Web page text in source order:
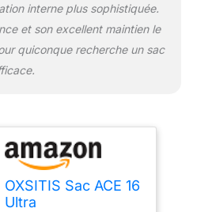
interne plus sophistiquée.
et son excellent maintien le
quiconque recherche un sac
OXSITIS Sac ACE 16
Ultra